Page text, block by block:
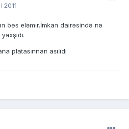
2011
bəs eləmir.İmkan dairəsində nə
platasınnan asılıdı